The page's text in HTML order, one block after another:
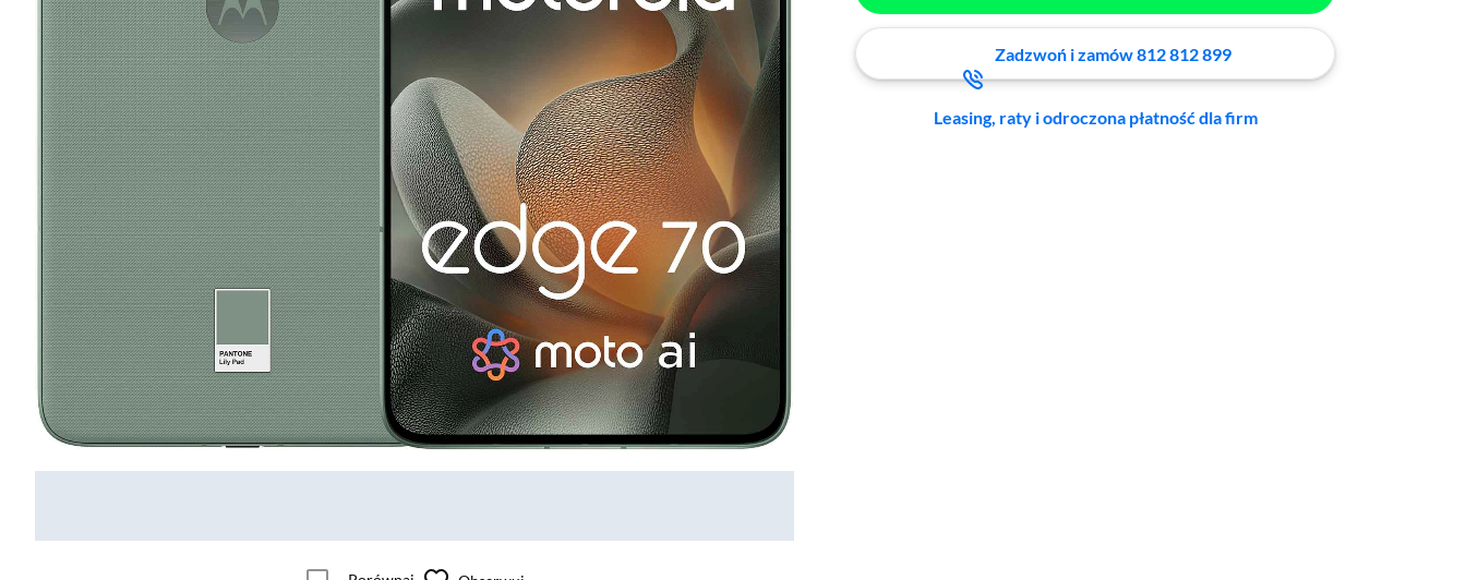
Zadzwoń i zamów 812 812 899
Leasing, raty i odroczona płatność dla firm